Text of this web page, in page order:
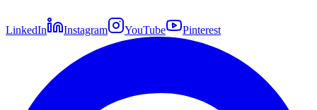
LinkedIn Instagram YouTube Pinterest